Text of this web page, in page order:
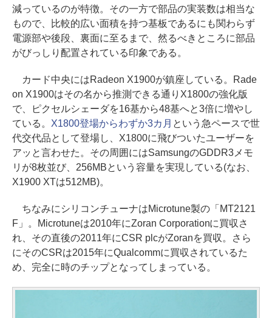
減っているのが特徴。その一方で部品の実装数は相当な
もので、比較的広い面積を持つ基板であるにも関わらず
電源部や後段、裏面に至るまで、然るべきところに部品
がびっしり配置されている印象である。
カード中央にはRadeon X1900が鎮座している。Rade
on X1900はその名から推測できる通りX1800の強化版
で、ピクセルシェーダを16基から48基へと3倍に増やし
ている。 X1800登場からわずか3カ月 という急ペースで世
代交代品として登場し、X1800に飛びついたユーザーを
アッと言わせた。その周囲にはSamsungのGDDR3メモ
リが8枚並び、256MBという容量を実現している(なお、
X1900 XTは512MB)。
ちなみにシリコンチューナはMicrotune製の「MT2121
F」。Microtuneは2010年にZoran Corporationに買収さ
れ、その直後の2011年にCSR plcがZoranを買収。さら
にそのCSRは2015年にQualcommに買収されているた
め、完全に時のチップとなってしまっている。